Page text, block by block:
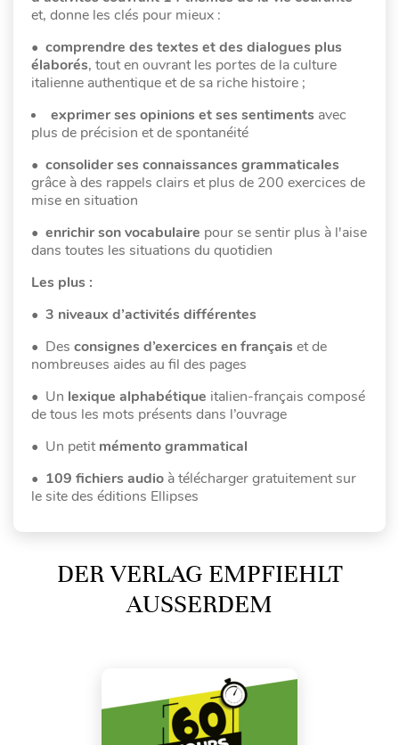
et, donne les clés pour mieux :
• comprendre des textes et des dialogues plus
élaborés, tout en ouvrant les portes de la culture
italienne authentique et de sa riche histoire ;
exprimer ses opinions et ses sentiments avec
plus de précision et de spontanéité
• consolider ses connaissances grammaticales
grâce à des rappels clairs et plus de 200 exercices de
mise en situation
• enrichir son vocabulaire pour se sentir plus à l'aise
dans toutes les situations du quotidien
Les plus :
• 3 niveaux d’activités différentes
• Des consignes d’exercices en français et de
nombreuses aides au fil des pages
• Un lexique alphabétique italien-français composé
de tous les mots présents dans l’ouvrage
• Un petitmémento grammatical
• 109 fichiers audio à télécharger gratuitement sur
le site des éditions Ellipses
DER VERLAG EMPFIEHLT
AUSSERDEM